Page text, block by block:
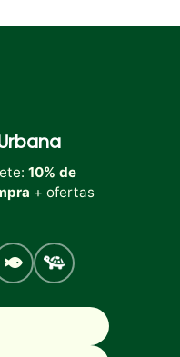
10% de
+ ofertas
PecesTortugas